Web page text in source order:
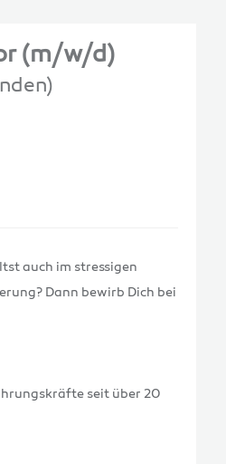
(m/w/d)
auch im stressigen
Dann bewirb Dich bei
seit über 20